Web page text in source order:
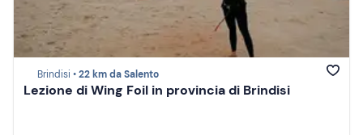
Brindisi •22 km da Salento
Lezione di Wing Foil in provincia di Brindisi